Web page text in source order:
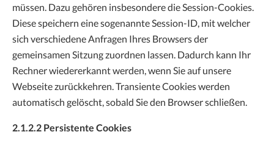
müssen. Dazu gehören insbesondere die Session-Cookies.
Diese speichern eine sogenannte Session-ID, mit welcher
sich verschiedene Anfragen Ihres Browsers der
gemeinsamen Sitzung zuordnen lassen. Dadurch kann Ihr
Rechner wiedererkannt werden, wenn Sie auf unsere
Webseite zurückkehren. Transiente Cookies werden
automatisch gelöscht, sobald Sie den Browser schließen.
2.1.2.2 Persistente Cookies